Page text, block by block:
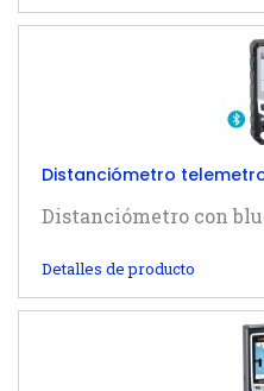
Distanciómetro
Distanciómetro con
Detalles de producto